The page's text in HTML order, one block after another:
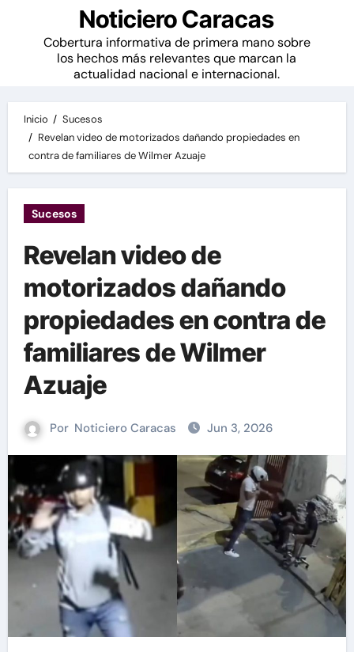
Noticiero Caracas
Cobertura informativa de primera mano sobre
los hechos más relevantes que marcan la
actualidad nacional e internacional.
Inicio
Sucesos
Revelan video de motorizados dañando propiedades en
contra de familiares de Wilmer Azuaje
Sucesos
Revelan video de
motorizados dañando
propiedades en contra de
familiares de Wilmer
Azuaje
Por Noticiero Caracas Jun 3, 2026